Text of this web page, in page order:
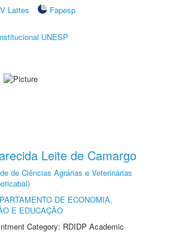
Lattes
Fapesp
UNESP
Leite de Camargo
de Ciências Agrárias e Veterinárias
DE ECONOMIA,
E EDUCAÇÃO
Category: RDIDP Academic